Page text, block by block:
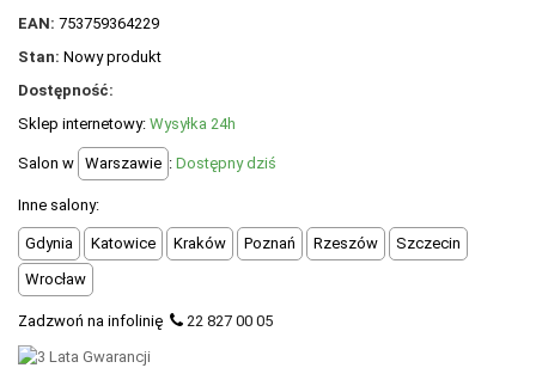
EAN: 753759364229
Stan: Nowy produkt
Dostępność:
Sklep internetowy: Wysyłka 24h
Salon w Warszawie : Dostępny dziś
Inne salony:
Gdynia Katowice Kraków Poznań Rzeszów
Szczecin
Wrocław
Zadzwoń na infolinię 22 827 00 05